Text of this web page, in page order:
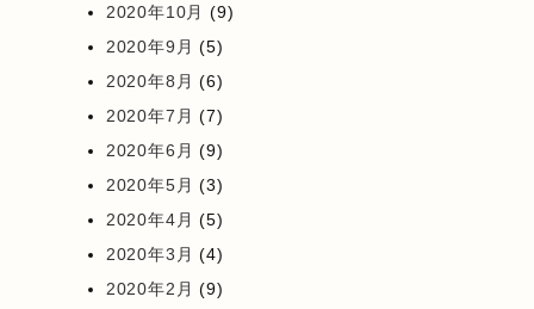
2020年10月 (9)
2020年9月 (5)
2020年8月 (6)
2020年7月 (7)
2020年6月 (9)
2020年5月 (3)
2020年4月 (5)
2020年3月 (4)
2020年2月 (9)